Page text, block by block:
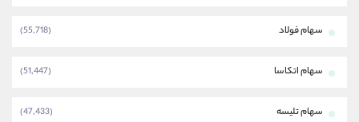
سهام فولاد (55,718)
سهام اتکاسا (51,447)
سهام تلیسه (47,433)